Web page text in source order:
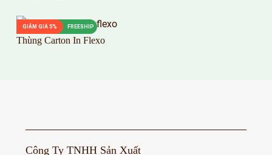
GIẢM GIÁ 5% FREESHIP
Thùng Carton In Flexo
Công Ty TNHH Sản Xuất